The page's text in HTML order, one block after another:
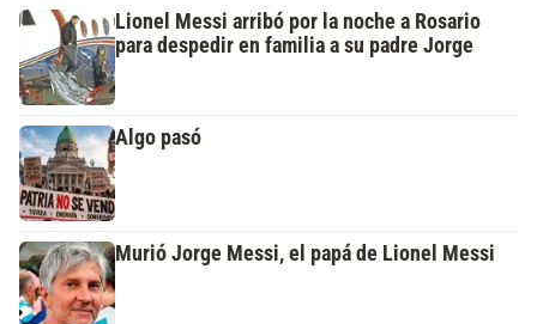
Lionel Messi arribó por la noche a Rosario
para despedir en familia a su padre Jorge
Algo pasó
Murió Jorge Messi, el papá de Lionel Messi